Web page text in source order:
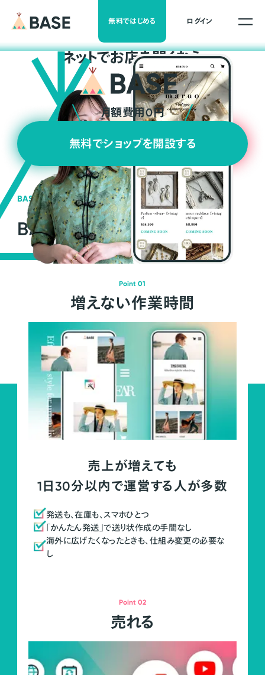
無料ではじめる ログイン
ネットでお店を開くなら
月額費用0円
無料でショップを開設する
BASEの強み
BASEが強い3つの理由
Point 01
増えない作業時間
売上が増えても
1日30分以内で運営する人が多数
発送も、在庫も、スマホひとつ
「かんたん発送」で送り状作成の手間なし
海外に広げたくなったときも、仕組み変更の必要な
し
Point 02
売れる